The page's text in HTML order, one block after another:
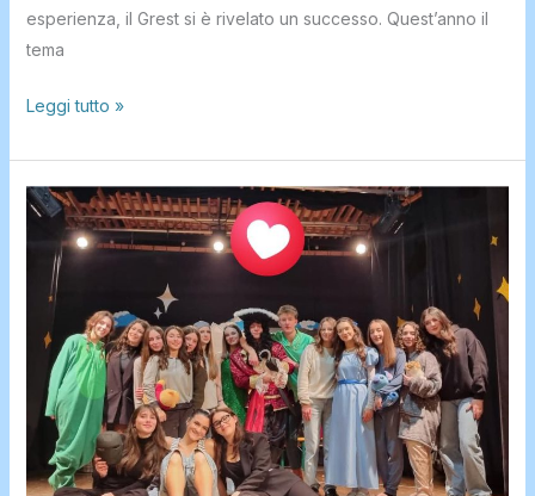
esperienza, il Grest si è rivelato un successo. Quest’anno il
tema
Leggi tutto »
IL
FESTIVAL
SAN
ROCCO.
GRANDE
PARTECIPAZIONE
TEATRO
DI